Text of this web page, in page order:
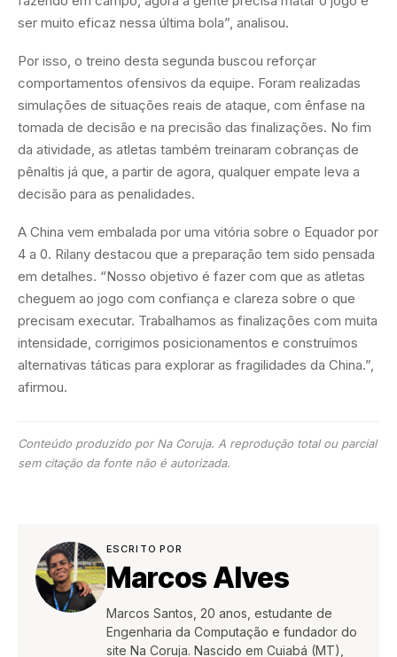
ser muito eficaz nessa última bola”, analisou.
Por isso, o treino desta segunda buscou reforçar
comportamentos ofensivos da equipe. Foram realizadas
simulações de situações reais de ataque, com ênfase na
tomada de decisão e na precisão das finalizações. No fim
da atividade, as atletas também treinaram cobranças de
pênaltis já que, a partir de agora, qualquer empate leva a
decisão para as penalidades.
A China vem embalada por uma vitória sobre o Equador por
4 a 0. Rilany destacou que a preparação tem sido pensada
em detalhes. “Nosso objetivo é fazer com que as atletas
cheguem ao jogo com confiança e clareza sobre o que
precisam executar. Trabalhamos as finalizações com muita
intensidade, corrigimos posicionamentos e construímos
alternativas táticas para explorar as fragilidades da China.”,
afirmou.
Conteúdo produzido por Na Coruja. A reprodução total ou parcial
sem citação da fonte não é autorizada.
ESCRITO POR
Marcos Alves
Marcos Santos, 20 anos, estudante de
Engenharia da Computação e fundador do
site Na Coruja. Nascido em Cuiabá (MT),